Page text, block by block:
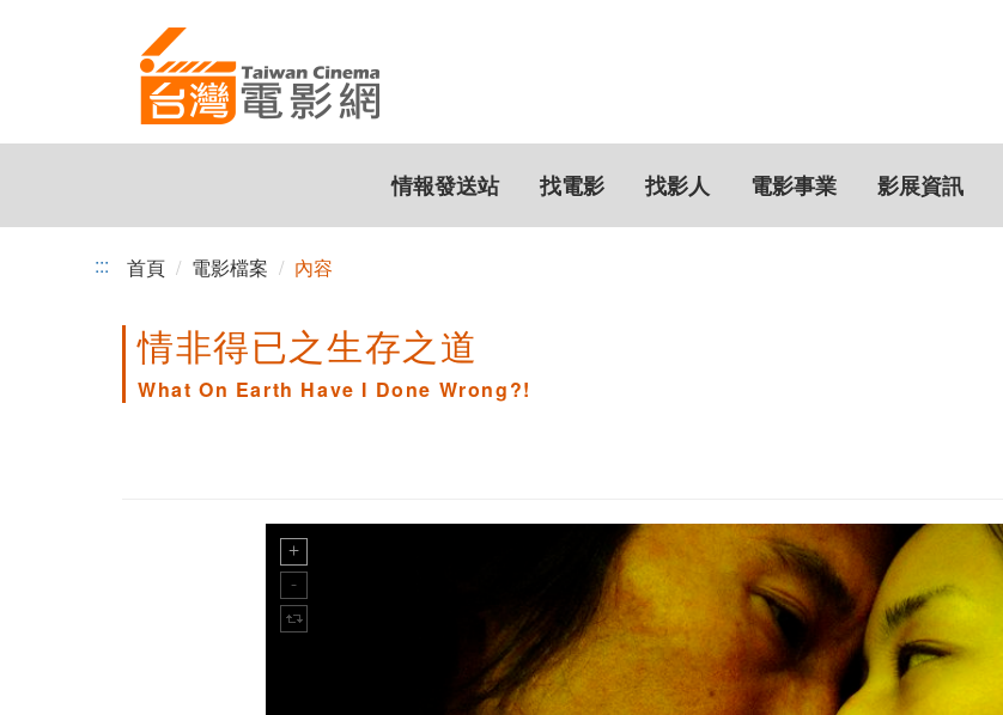
情報發送站 找電影 找影人 電影事業 影展資訊
::: 首頁 電影檔案 內容
情非得已之生存之道
What On Earth Have I Done Wrong?!